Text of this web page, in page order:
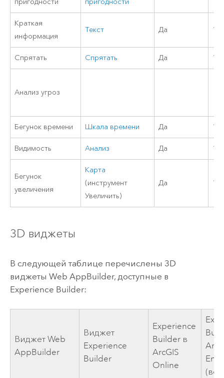
Краткая
информация
Текст Да
Спрятать Спрятать Да
Анализ угроз
Бегунок времени Шкала времени Да
Видимость Анализ Да
Бегунок
увеличения
Карта
(инструмент
Увеличить)
Да
3D виджеты
В следующей таблице перечислены 3D
виджеты Web AppBuilder, доступные в
Experience Builder:
ВиджетWeb
AppBuilder
Виджет
Experience
Builder
Experience
Builder в
ArcGIS
Online